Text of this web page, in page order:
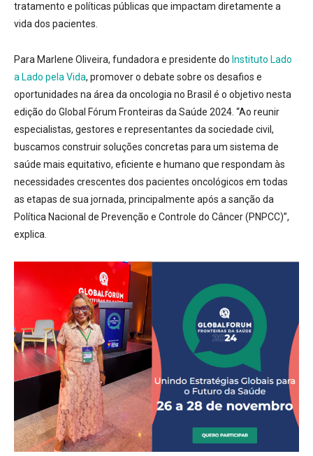
tratamento e políticas públicas que impactam diretamente a
vida dos pacientes.
Para Marlene Oliveira, fundadora e presidente do Instituto Lado
a Lado pela Vida, promover o debate sobre os desafios e
oportunidades na área da oncologia no Brasil é o objetivo nesta
edição do Global Fórum Fronteiras da Saúde 2024. “Ao reunir
especialistas, gestores e representantes da sociedade civil,
buscamos construir soluções concretas para um sistema de
saúde mais equitativo, eficiente e humano que respondam às
necessidades crescentes dos pacientes oncológicos em todas
as etapas de sua jornada, principalmente após a sanção da
Política Nacional de Prevenção e Controle do Câncer (PNPCC)”,
explica.